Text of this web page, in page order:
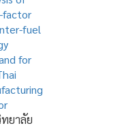
factor
fuel
for
ยาลัย